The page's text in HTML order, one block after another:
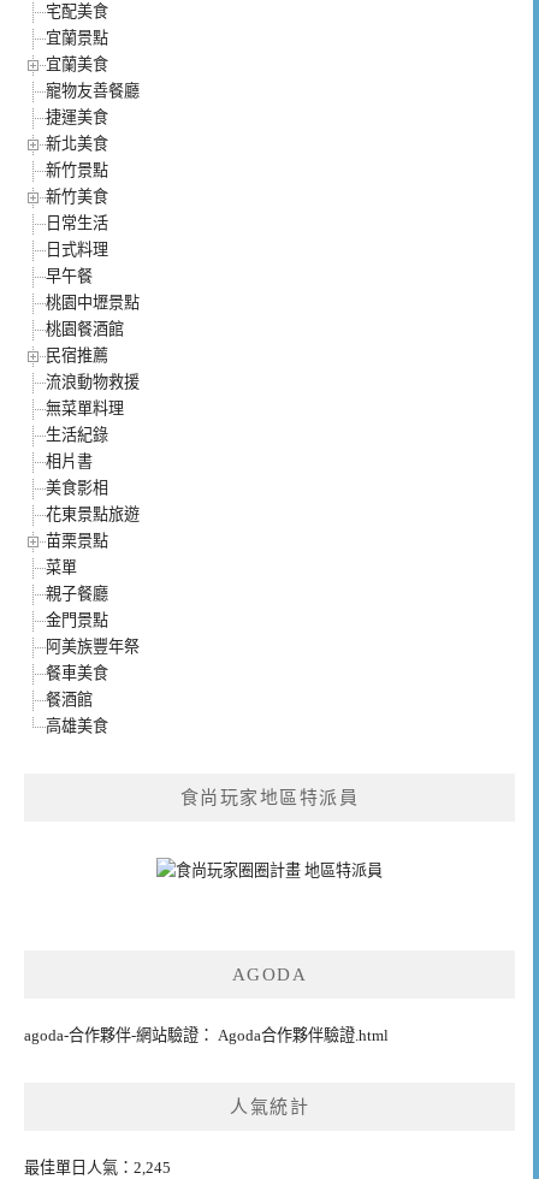
宅配美食
宜蘭景點
宜蘭美食
寵物友善餐廳
捷運美食
新北美食
新竹景點
新竹美食
日常生活
日式料理
早午餐
桃園中壢景點
桃園餐酒館
民宿推薦
流浪動物救援
無菜單料理
生活紀錄
相片書
美食影相
花東景點旅遊
苗栗景點
菜單
親子餐廳
金門景點
阿美族豐年祭
餐車美食
餐酒館
高雄美食
食尚玩家地區特派員
AGODA
agoda-合作夥伴-網站驗證： Agoda合作夥伴驗證.html
人氣統計
最佳單日人氣：2,245